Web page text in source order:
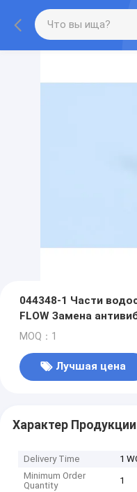
044348-1 Части
FLOW Замена
Waterjet аксессуары
MOQ：1
Лучшая цена
Характер Продукции
Delivery Time
1
Minimum Order
Quantity
1